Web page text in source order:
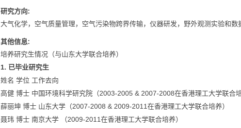
研究方向:
大气化学，空气质量管理，空气污染物跨界传输，仪器研发，野外观测实验和数
其他信息:
培养研究生情况（与山东大学联合培养）
1. 已毕业研究生
姓名 学位 工作去向
高健 博士 中国环境科学研究院（2003-2005 & 2007-2008在香港理工大学联合培
薛丽坤 博士 山东大学（2007-2008 & 2009-2011 在香港理工大学联合培养）
聂玮 博士 南京大学 （2009-2011 在香港理工大学联合培养）